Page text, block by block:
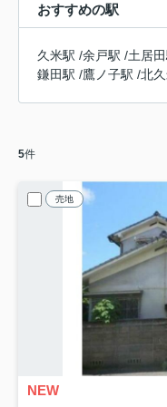
おすすめの駅
久米駅 /余戸駅 /土居
鎌田駅 /鷹ノ子駅 /北
5件
売地
NEW